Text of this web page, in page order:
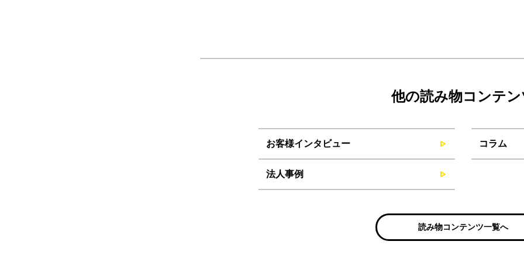
他の読み物コンテン
お客様インタビュー コラム
法人事例
読み物コンテンツ一覧へ